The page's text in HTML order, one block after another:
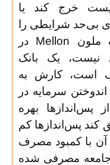
خرج کند یا
بی‌حد شرایطی را
ملون Mellon در
نیست، یک بانک
است، کارش به
سرمایه در
پس‌اندازها بهره
پس‌اندازها کم
با کمبود مصرف
جامعه مصرفی شده